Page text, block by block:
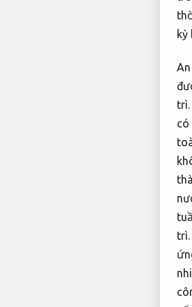
kỳ
trì.
có
trì.